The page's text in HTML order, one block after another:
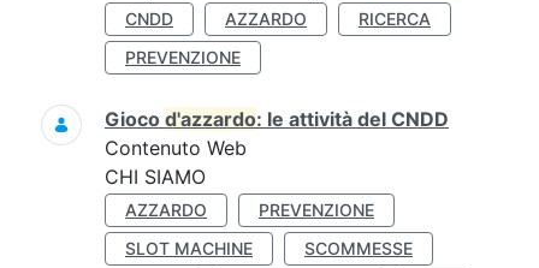
CNDD AZZARDO
RICERCA
PREVENZIONE
Gioco d'azzardo: le attività del CNDD
Contenuto Web
CHI SIAMO
AZZARDO
PREVENZIONE
SLOT MACHINE
SCOMMESSE